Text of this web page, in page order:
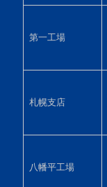
第一工場
札幌支店
八幡平工場